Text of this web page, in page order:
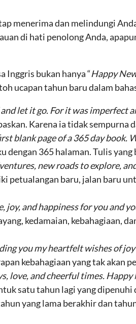
menerima dan melindungi
di hati penolong Anda,
Inggris bukan hanya “Happy
ucapan tahun baru dalam
let it go. For it was imperfect
Karena ia tidak sempurna
blank page of a 365 day book.
dengan 365 halaman. Tulis yang
new roads to explore,
petualangan baru, jalan baru
joy, and happiness for you and
kedamaian, kebahagiaan,
you my heartfelt wishes of
kebahagiaan yang tak akan
love, and cheerful times.
satu tahun lagi yang dipenuhi
yang lama berakhir dan